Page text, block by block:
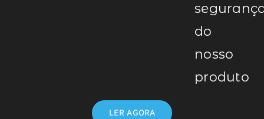
do
nosso
produto
LER AGORA